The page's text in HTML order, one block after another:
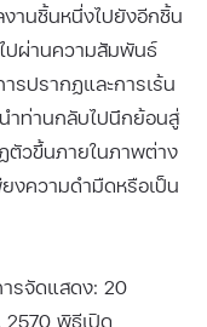
านชิ้นหนึ่งไปยังอีกชิ้น
ปผ่านความสัมพันธ์
รปรากฏและการเร้น
ำท่านกลับไปนึกย้อนสู่
วขึ้นภายในภาพต่าง
งความดำมืดหรือเป็น
รจัดแสดง: 20
พิธีเปิด